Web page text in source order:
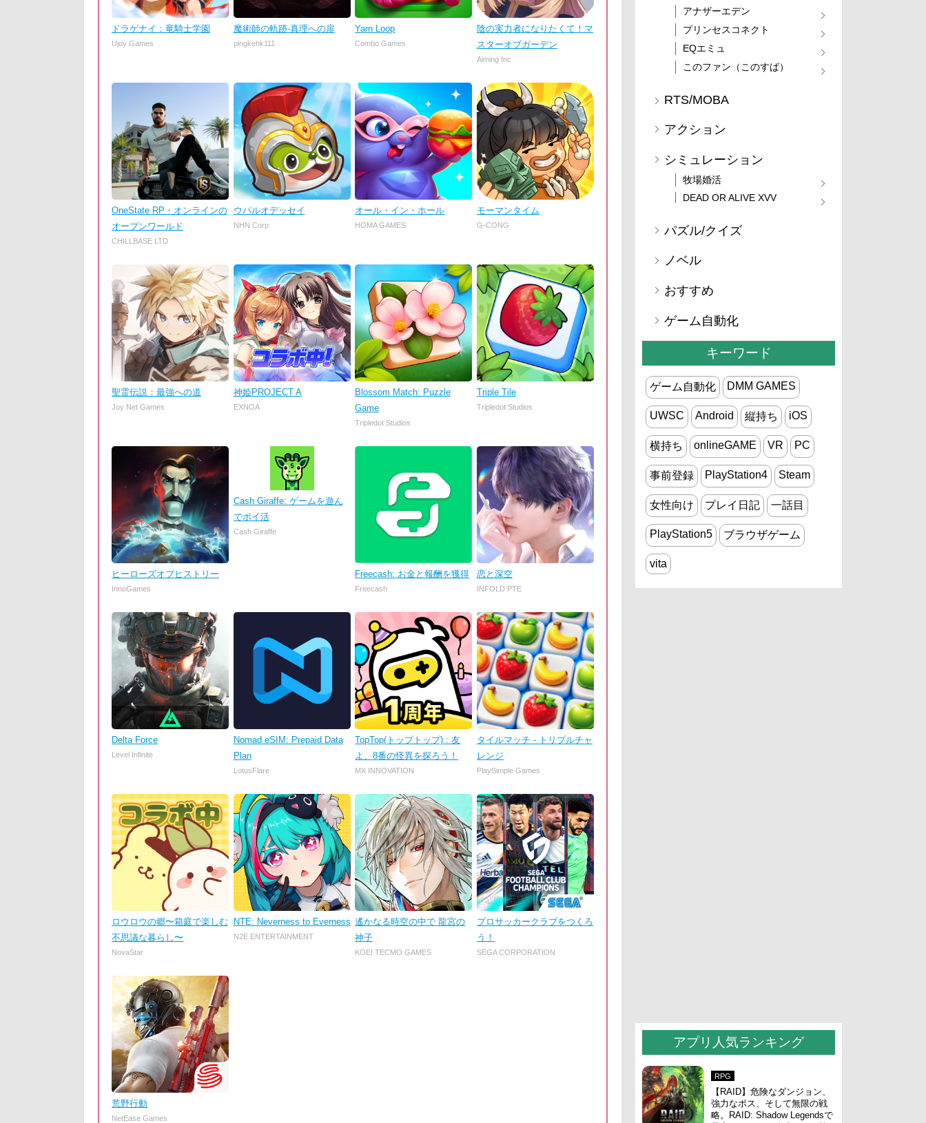
ドラゲナイ：竜騎士学園
Ujoy Games
魔術師の軌跡-真理への扉
pingkehk111
Yarn Loop
Combo Games
陰の実力者になりたくて！マ
スターオブガーデン
Aiming Inc
OneState RP・オンラインの
オープンワールド
CHILLBASE LTD
ウパルオデッセイ
NHN Corp
オール・イン・ホール
HOMA GAMES
モーマンタイム
G-CONG
聖霊伝説：最強への道
Joy Net Games
神姫PROJECT A
EXNOA
Blossom Match: Puzzle
Game
Tripledot Studios
Triple Tile
Tripledot Studios
ヒーローズオブヒストリー
InnoGames
Cash Giraffe: ゲームを遊ん
でポイ活
Cash Giraffe
Freecash: お金と報酬を獲得
Freecash
恋と深空
INFOLD PTE
Delta Force
Level Infinite
Nomad eSIM: Prepaid Data
Plan
LotusFlare
TopTop(トップトップ) : 友
よ、8番の怪異を探ろう！
MX INNOVATION
タイルマッチ - トリプルチャ
レンジ
PlaySimple Games
ロウロウの郷〜箱庭で楽しむ
不思議な暮らし〜
NovaStar
NTE: Neverness to Everness
N2E ENTERTAINMENT
遙かなる時空の中で 龍宮の
神子
KOEI TECMO GAMES
プロサッカークラブをつくろ
う！
SEGA CORPORATION
荒野行動
NetEase Games
アナザーエデン
プリンセスコネクト
EQエミュ
このファン（このすば）
RTS/MOBA
アクション
シミュレーション
牧場婚活
DEAD OR ALIVE XVV
パズル/クイズ
ノベル
おすすめ
ゲーム自動化
キーワード
ゲーム自動化 DMM GAMES
UWSC Android 縦持ち iOS
横持ち onlineGAME VR PC
事前登録 PlayStation4 Steam
女性向け プレイ日記 一話目
PlayStation5 ブラウザゲーム
vita
アプリ人気ランキング
RPG
【RAID】危険なダンジョン、
強力なボス、そして無限の戦
略。RAID: Shadow Legendsで